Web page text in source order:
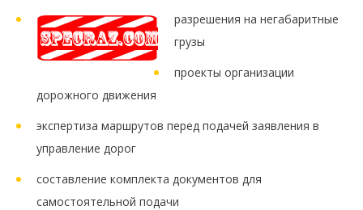
разрешения на негабаритные
грузы
проекты организации
дорожного движения
экспертиза маршрутов перед подачей заявления в
управление дорог
составление комплекта документов для
самостоятельной подачи